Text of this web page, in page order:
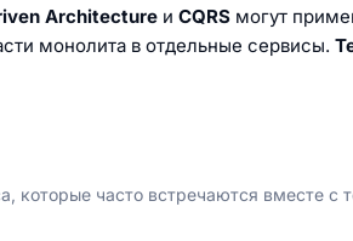
Architecture и CQRS могут
монолита в отдельные сервисы.
которые часто встречаются вместе с